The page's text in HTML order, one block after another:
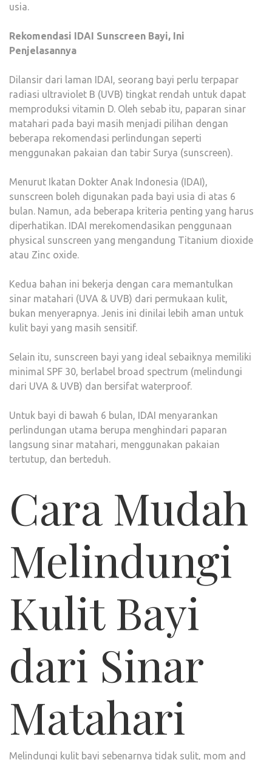
usia.
Rekomendasi IDAI Sunscreen Bayi, Ini
Penjelasannya
Dilansir dari laman IDAI, seorang bayi perlu terpapar
radiasi ultraviolet B (UVB) tingkat rendah untuk dapat
memproduksi vitamin D. Oleh sebab itu, paparan sinar
matahari pada bayi masih menjadi pilihan dengan
beberapa rekomendasi perlindungan seperti
menggunakan pakaian dan tabir Surya (sunscreen).
Menurut Ikatan Dokter Anak Indonesia (IDAI),
sunscreen boleh digunakan pada bayi usia di atas 6
bulan. Namun, ada beberapa kriteria penting yang harus
diperhatikan. IDAI merekomendasikan penggunaan
physical sunscreen yang mengandung Titanium dioxide
atau Zinc oxide.
Kedua bahan ini bekerja dengan cara memantulkan
sinar matahari (UVA & UVB) dari permukaan kulit,
bukan menyerapnya. Jenis ini dinilai lebih aman untuk
kulit bayi yang masih sensitif.
Selain itu, sunscreen bayi yang ideal sebaiknya memiliki
minimal SPF 30, berlabel broad spectrum (melindungi
dari UVA & UVB) dan bersifat waterproof.
Untuk bayi di bawah 6 bulan, IDAI menyarankan
perlindungan utama berupa menghindari paparan
langsung sinar matahari, menggunakan pakaian
tertutup, dan berteduh.
Cara Mudah
Melindungi
Kulit Bayi
dari Sinar
Matahari
Melindungi kulit bayi sebenarnya tidak sulit, mom and